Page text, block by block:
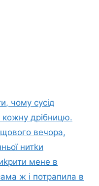
чому сусід
кожну дрібницю.
вечора,
нитkи
мене в
ж і потрапила в